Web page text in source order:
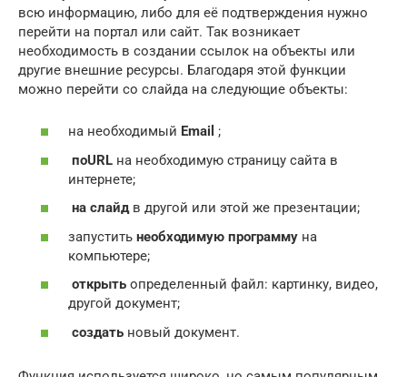
всю информацию, либо для её подтверждения нужно
перейти на портал или сайт. Так возникает
необходимость в создании ссылок на объекты или
другие внешние ресурсы. Благодаря этой функции
можно перейти со слайда на следующие объекты:
на необходимый Email ;
поURL на необходимую страницу сайта в
интернете;
на слайдв другой или этой же презентации;
запустить необходимую программу на
компьютере;
открыть определенный файл: картинку, видео,
другой документ;
создать новый документ.